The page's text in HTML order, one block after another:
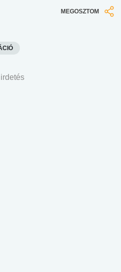
MEGOSZTOM